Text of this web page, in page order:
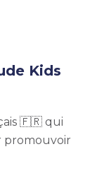
Kids
🇫🇷 qui
promouvoir